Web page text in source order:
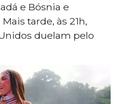
e Bósnia e
tarde, às 21h,
duelam pelo